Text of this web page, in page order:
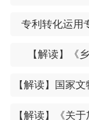
专利转化运用
【解读】《